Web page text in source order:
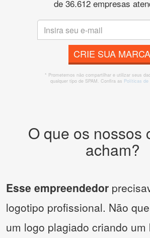
de 36.612 empresas
CRIE SUA MARCA
* Prometemos não compartilhar e utilizar seus
qualquer tipo de SPAM. Confira as Políticas de
O que os nossos
acham?
Esse empreendedor
logotipo profissional. Não
um logo plagiado criando um